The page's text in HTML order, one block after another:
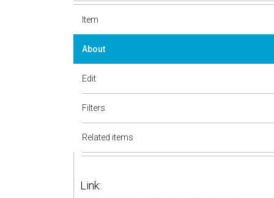
Item
About
Edit
Filters
Related items
Link: